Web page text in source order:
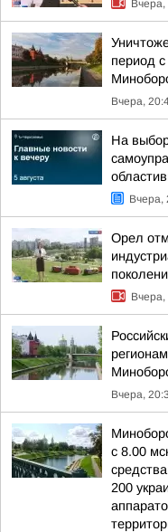
Вчера,
период
Вчера,
На
Вчера,
Орел
Вчера,
Вчера,
с 8.00
200